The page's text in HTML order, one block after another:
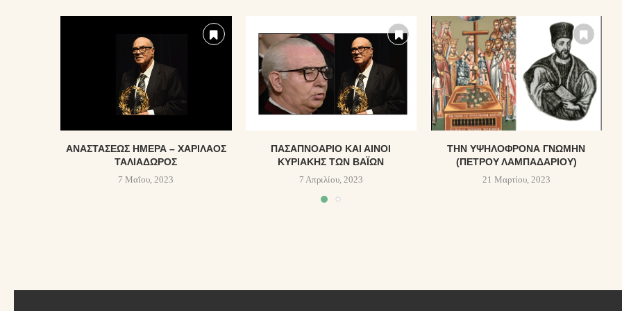
ΑΝΑΣΤΆΣΕΩΣ ΗΜΈΡΑ – ΧΑΡΊΛΑΟΣ
ΤΑΛΙΑΔΏΡΟΣ
7 Μαΐου, 2023
ΠΑΣΑΠΝΟΆΡΙΟ ΚΑΙ ΑΊΝΟΙ
ΚΥΡΙΑΚΉΣ ΤΩΝ ΒΑΪΩΝ
7 Απριλίου, 2023
ΤΗΝ ΥΨΗΛΌΦΡΟΝΑ ΓΝΏΜΗΝ
(ΠΈΤΡΟΥ ΛΑΜΠΑΔΑΡΊΟΥ)
21 Μαρτίου, 2023